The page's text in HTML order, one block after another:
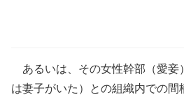
あるいは、その女性幹部（愛妾
は妻子がいた）との組織内での間